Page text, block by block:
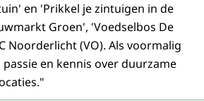
en 'Prikkel je zintuigen in de
Groen', 'Voedselbos De
Noorderlicht (VO). Als voormalig
en kennis over duurzame